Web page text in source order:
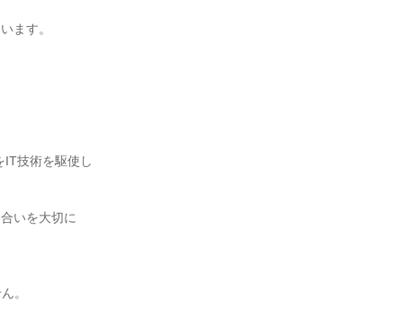
ます。
IT技術を駆使し
いを大切に
。